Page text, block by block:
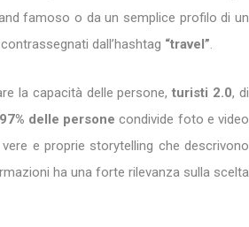
famoso o da un semplice profilo di un
dall’hashtag “travel”
la capacità delle persone,turisti 2.0, di
delle persone condivide foto e video
e proprie storytelling che descrivono
ha una forte rilevanza sulla scelta